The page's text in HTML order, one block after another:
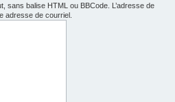
sans balise HTML ou BBCode. L’adresse de
adresse de courriel.